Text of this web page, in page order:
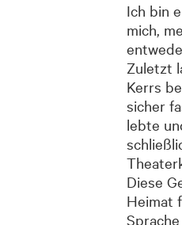
Ich bin
mich,
Zuletzt
Kerrs
sicher
lebte
Diese
Heimat